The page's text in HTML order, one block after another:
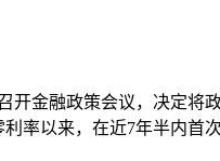
金融政策会议，决定将政
率以来，在近7年半内首次